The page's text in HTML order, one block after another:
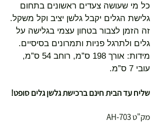
כל מי שעושה צעדים ראשונים בתחום
גלישת הגלים יקבל גלשן יציב וקל משקל.
זה הזמן לצבור בטחון עצמי בגלישה על
גלים ולתרגל פניות ותמרונים בסיסיים.
מידות: אורך 198 ס”מ, רוחב 54 ס”מ,
עובי 7 ס”מ.
שליח עד הבית חינם ברכישת גלשן גלים סופט!
מק"ט AH-703